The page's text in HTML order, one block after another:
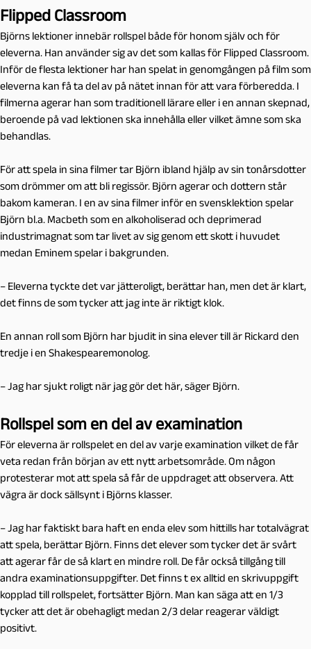
Flipped Classroom
Björns lektioner innebär rollspel både för honom själv och för
eleverna. Han använder sig av det som kallas för Flipped Classroom.
Inför de flesta lektioner har han spelat in genomgången på film som
eleverna kan få ta del av på nätet innan för att vara förberedda. I
filmerna agerar han som traditionell lärare eller i en annan skepnad,
beroende på vad lektionen ska innehålla eller vilket ämne som ska
behandlas.
För att spela in sina filmer tar Björn ibland hjälp av sin tonårsdotter
som drömmer om att bli regissör. Björn agerar och dottern står
bakom kameran. I en av sina filmer inför en svensklektion spelar
Björn bl.a. Macbeth som en alkoholiserad och deprimerad
industrimagnat som tar livet av sig genom ett skott i huvudet
medan Eminem spelar i bakgrunden.
– Eleverna tyckte det var jätteroligt, berättar han, men det är klart,
det finns de som tycker att jag inte är riktigt klok.
En annan roll som Björn har bjudit in sina elever till är Rickard den
tredje i en Shakespearemonolog.
– Jag har sjukt roligt när jag gör det här, säger Björn.
Rollspel som en del av examination
För eleverna är rollspelet en del av varje examination vilket de får
veta redan från början av ett nytt arbetsområde. Om någon
protesterar mot att spela så får de uppdraget att observera. Att
vägra är dock sällsynt i Björns klasser.
– Jag har faktiskt bara haft en enda elev som hittills har totalvägrat
att spela, berättar Björn. Finns det elever som tycker det är svårt
att agerar får de så klart en mindre roll. De får också tillgång till
andra examinationsuppgifter. Det finns t ex alltid en skrivuppgift
kopplad till rollspelet, fortsätter Björn. Man kan säga att en 1/3
tycker att det är obehagligt medan 2/3 delar reagerar väldigt
positivt.